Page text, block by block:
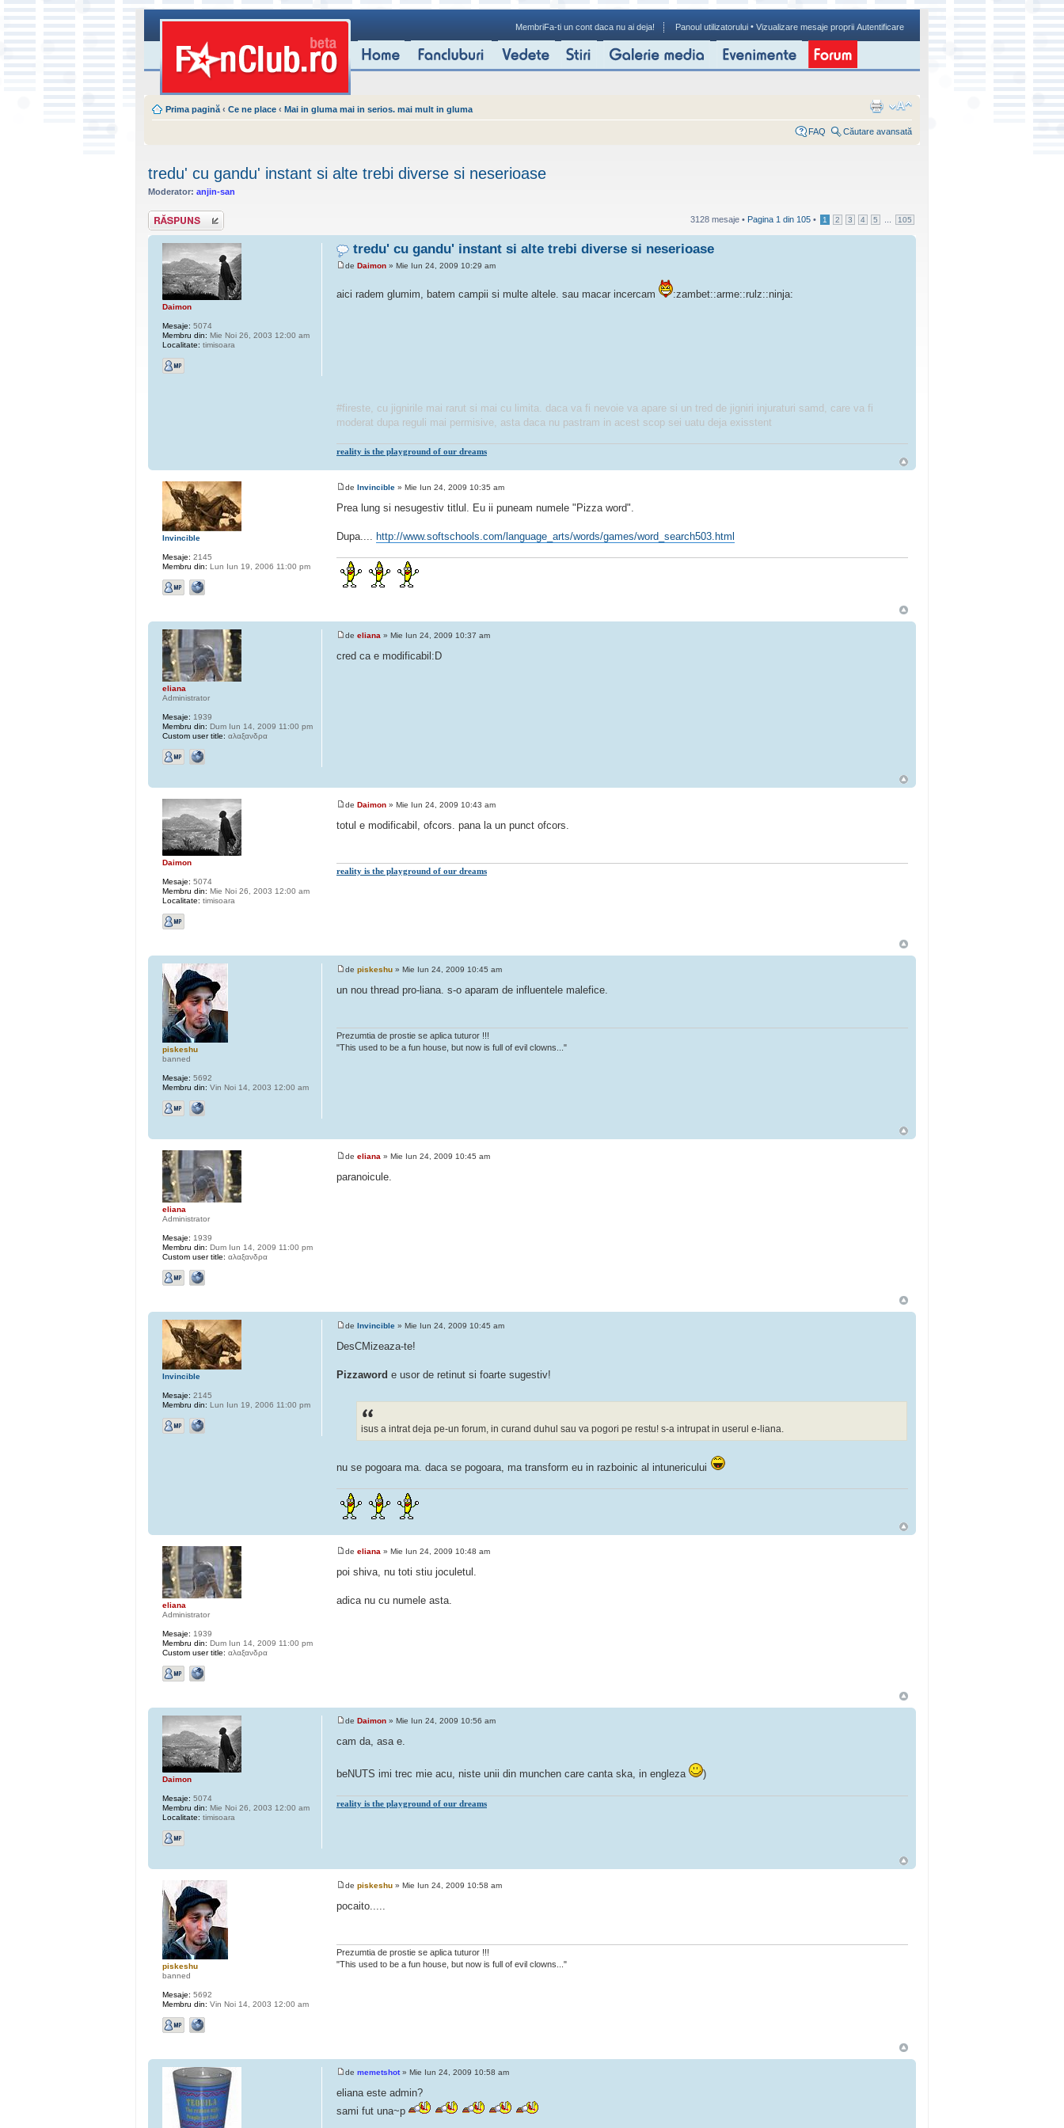
MembriFa-ti un cont daca nu ai deja! Panoul utilizatorului • Vizualizare mesaje proprii Autentificare
Prima pagină ‹ Ce ne place ‹ Mai in gluma mai in serios. mai mult in gluma
FAQ Căutare avansată
tredu' cu gandu' instant si alte trebi diverse si neserioase
Moderator: anjin-san
Scrie un răspuns 3128 mesaje • Pagina 1 din 105 • 1 2 3 4 5 105
tredu' cu gandu' instant si alte trebi diverse si neserioase
de Daimon » Mie Iun 24, 2009 10:29 am
aici radem glumim, batem campii si multe altele. sau macar incercam :zambet::arme::rulz::ninja:
#fireste, cu jignirile mai rarut si mai cu limita. daca va fi nevoie va apare si un tred de jigniri injuraturi samd, care va fi
moderat dupa reguli mai permisive, asta daca nu pastram in acest scop sei uatu deja exisstent
reality is the playground of our dreams
Daimon
Mesaje: 5074
Membru din: Mie Noi 26, 2003 12:00 am
Localitate: timisoara
de Invincible » Mie Iun 24, 2009 10:35 am
Prea lung si nesugestiv titlul. Eu ii puneam numele "Pizza word".
Dupa.... http://www.softschools.com/language_arts/words/games/word_search503.html
Invincible
Mesaje: 2145
Membru din: Lun Iun 19, 2006 11:00 pm
de eliana » Mie Iun 24, 2009 10:37 am
cred ca e modificabil:D
eliana
Administrator
Mesaje: 1939
Membru din: Dum Iun 14, 2009 11:00 pm
Custom user title: αλαξανδρα
de Daimon » Mie Iun 24, 2009 10:43 am
totul e modificabil, ofcors. pana la un punct ofcors.
reality is the playground of our dreams
Daimon
Mesaje: 5074
Membru din: Mie Noi 26, 2003 12:00 am
Localitate: timisoara
de piskeshu » Mie Iun 24, 2009 10:45 am
un nou thread pro-liana. s-o aparam de influentele malefice.
Prezumtia de prostie se aplica tuturor !!!
"This used to be a fun house, but now is full of evil clowns..."
piskeshu
banned
Mesaje: 5692
Membru din: Vin Noi 14, 2003 12:00 am
de eliana » Mie Iun 24, 2009 10:45 am
paranoicule.
eliana
Administrator
Mesaje: 1939
Membru din: Dum Iun 14, 2009 11:00 pm
Custom user title: αλαξανδρα
de Invincible » Mie Iun 24, 2009 10:45 am
DesCMizeaza-te!
Pizzaword e usor de retinut si foarte sugestiv!
isus a intrat deja pe-un forum, in curand duhul sau va pogori pe restu! s-a intrupat in userul e-liana.
nu se pogoara ma. daca se pogoara, ma transform eu in razboinic al intunericului
Invincible
Mesaje: 2145
Membru din: Lun Iun 19, 2006 11:00 pm
de eliana » Mie Iun 24, 2009 10:48 am
poi shiva, nu toti stiu joculetul.
adica nu cu numele asta.
eliana
Administrator
Mesaje: 1939
Membru din: Dum Iun 14, 2009 11:00 pm
Custom user title: αλαξανδρα
de Daimon » Mie Iun 24, 2009 10:56 am
cam da, asa e.
beNUTS imi trec mie acu, niste unii din munchen care canta ska, in engleza )
reality is the playground of our dreams
Daimon
Mesaje: 5074
Membru din: Mie Noi 26, 2003 12:00 am
Localitate: timisoara
de piskeshu » Mie Iun 24, 2009 10:58 am
pocaito.....
Prezumtia de prostie se aplica tuturor !!!
"This used to be a fun house, but now is full of evil clowns..."
piskeshu
banned
Mesaje: 5692
Membru din: Vin Noi 14, 2003 12:00 am
de memetshot» Mie Iun 24, 2009 10:58 am
eliana este admin?
sami fut una~p